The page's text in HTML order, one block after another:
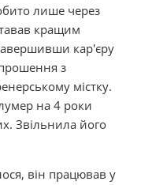
лише через
кращим
кар'єру
з
містку.
на 4 роки
Звільнила його
він працював у